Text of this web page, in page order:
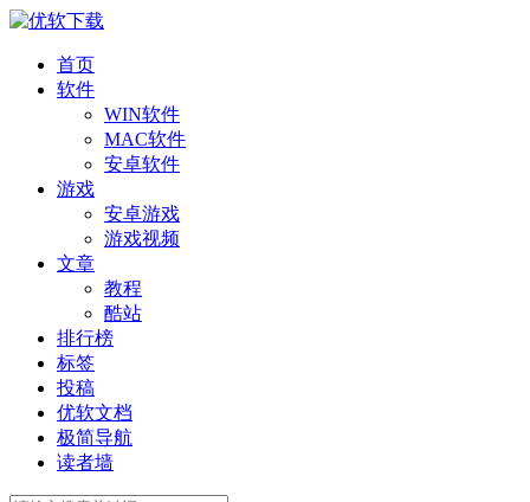
首页
软件
WIN软件
MAC软件
安卓软件
游戏
安卓游戏
游戏视频
文章
教程
酷站
排行榜
标签
投稿
优软文档
极简导航
读者墙